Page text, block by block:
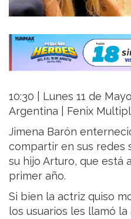
10:30 | Lunes 11 de
Argentina | Fenix
Jimena Barón
compartir en sus redes
su hijo Arturo, que está
primer año.
Si bien la actriz quiso
los usuarios les llamó